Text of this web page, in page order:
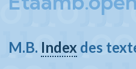
M.B. Index des